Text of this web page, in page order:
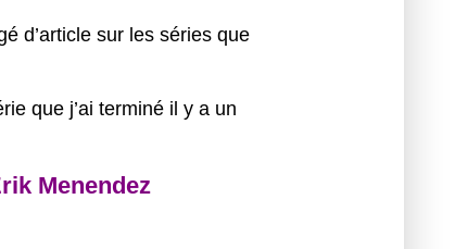
d’article sur les séries que
que j’ai terminé il y a un
Menendez